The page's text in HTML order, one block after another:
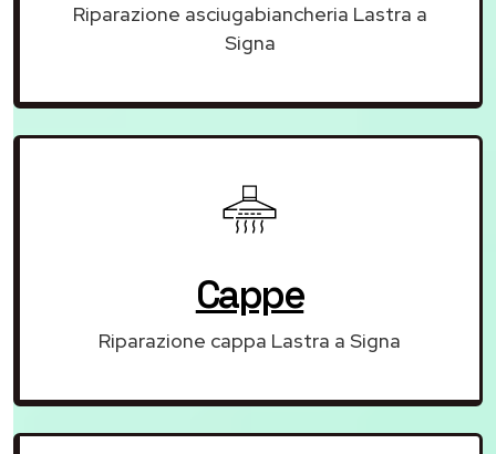
Riparazione asciugabiancheria Lastra a
Signa
Cappe
Riparazione cappa Lastra a Signa